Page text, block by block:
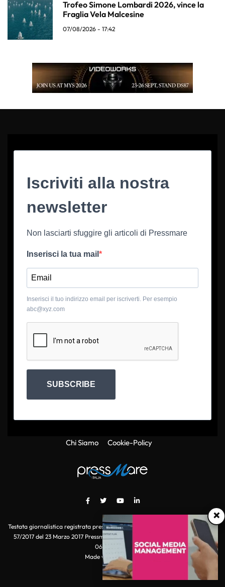
Trofeo Simone Lombardi 2026, vince la
Fraglia Vela Malcesine
07/08/2026 - 17:42
×
Iscriviti alla nostra
newsletter
Non lasciarti sfuggire gli articoli di Pressmare
Inserisci la tua mail
Inserisci il tuo indirizzo email per iscriverti. Per esempio
abc@xyz.com
SUBSCRIBE
Chi Siamo Cookie-Policy
Testata giornalistica registrata presso il Tribunale di Roma con autorizzazione
57/2017 del 23 Marzo 2017 Pressmare.it è un marchio di S.P.E.N. Srl - P.IVA
06511641000
Made with
by POI